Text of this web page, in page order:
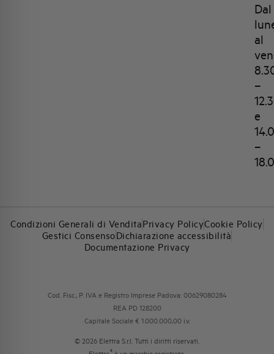
Dal
al
–
e
–
Condizioni Generali di VenditaPrivacy PolicyCookie Policy
Gestici ConsensoDichiarazione accessibilità
Documentazione Privacy
Cod. Fisc., P. IVA e Registro Imprese Padova: 00629080284
REA PD 128200
Capitale Sociale € 1.000.000,00 i.v.
© 2026 Elettra S.r.l. Tutti i diritti riservati.
®